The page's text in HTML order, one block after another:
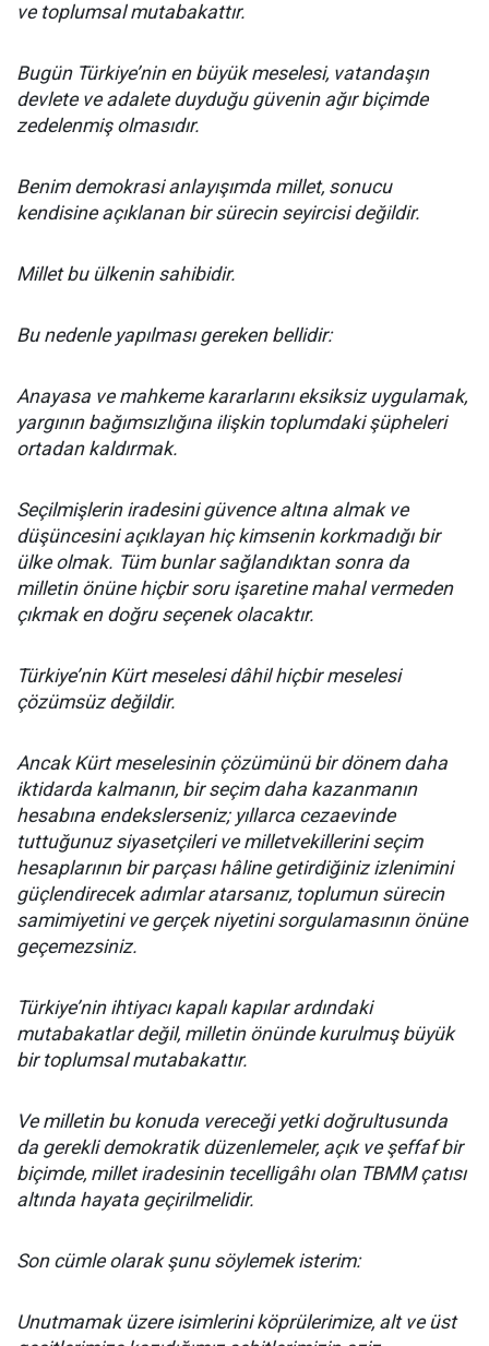
ve toplumsal mutabakattır.
Bugün Türkiye’nin en büyük meselesi, vatandaşın
devlete ve adalete duyduğu güvenin ağır biçimde
zedelenmiş olmasıdır.
Benim demokrasi anlayışımda millet, sonucu
kendisine açıklanan bir sürecin seyircisi değildir.
Millet bu ülkenin sahibidir.
Bu nedenle yapılması gereken bellidir:
Anayasa ve mahkeme kararlarını eksiksiz uygulamak,
yargının bağımsızlığına ilişkin toplumdaki şüpheleri
ortadan kaldırmak.
Seçilmişlerin iradesini güvence altına almak ve
düşüncesini açıklayan hiç kimsenin korkmadığı bir
ülke olmak. Tüm bunlar sağlandıktan sonra da
milletin önüne hiçbir soru işaretine mahal vermeden
çıkmak en doğru seçenek olacaktır.
Türkiye’nin Kürt meselesi dâhil hiçbir meselesi
çözümsüz değildir.
Ancak Kürt meselesinin çözümünü bir dönem daha
iktidarda kalmanın, bir seçim daha kazanmanın
hesabına endekslerseniz; yıllarca cezaevinde
tuttuğunuz siyasetçileri ve milletvekillerini seçim
hesaplarının bir parçası hâline getirdiğiniz izlenimini
güçlendirecek adımlar atarsanız, toplumun sürecin
samimiyetini ve gerçek niyetini sorgulamasının önüne
geçemezsiniz.
Türkiye’nin ihtiyacı kapalı kapılar ardındaki
mutabakatlar değil, milletin önünde kurulmuş büyük
bir toplumsal mutabakattır.
Ve milletin bu konuda vereceği yetki doğrultusunda
da gerekli demokratik düzenlemeler, açık ve şeffaf bir
biçimde, millet iradesinin tecelligâhı olan TBMM çatısı
altında hayata geçirilmelidir.
Son cümle olarak şunu söylemek isterim:
Unutmamak üzere isimlerini köprülerimize, alt ve üst